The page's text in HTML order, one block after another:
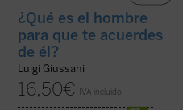
¿Qué es el hombre
para que te acuerdes
de él?
Luigi Giussani
16,50€ IVA incluido